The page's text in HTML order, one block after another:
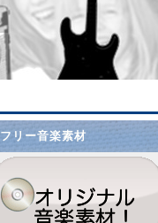
フリー音楽素材